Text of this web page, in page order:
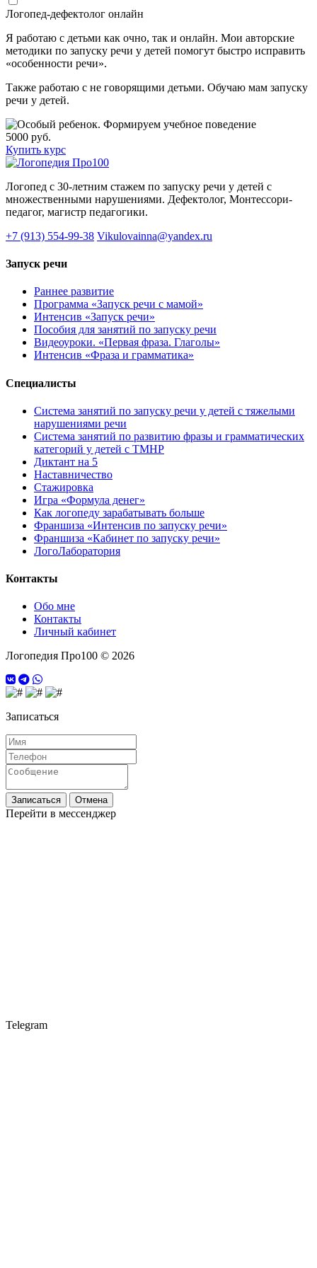
Логопед-дефектолог онлайн
Я работаю с детьми как очно, так и онлайн. Мои авторские
методики по запуску речи у детей помогут быстро исправить
«особенности речи».
Также работаю с не говорящими детьми. Обучаю мам запуску
речи у детей.
5000 руб.
Купить курс
Логопед с 30-летним стажем по запуску речи у детей с
множественными нарушениями. Дефектолог, Монтессори-
педагог, магистр педагогики.
+7 (913) 554-99-38 Vikulovainna@yandex.ru
Запуск речи
Раннее развитие
Программа «Запуск речи с мамой»
Интенсив «Запуск речи»
Пособия для занятий по запуску речи
Видеоуроки. «Первая фраза. Глаголы»
Интенсив «Фраза и грамматика»
Специалисты
Система занятий по запуску речи у детей с тяжелыми
нарушениями речи
Система занятий по развитию фразы и грамматических
категорий у детей с ТМНР
Диктант на 5
Наставничество
Стажировка
Игра «Формула денег»
Как логопеду зарабатывать больше
Франшиза «Интенсив по запуску речи»
Франшиза «Кабинет по запуску речи»
ЛогоЛаборатория
Контакты
Обо мне
Контакты
Личный кабинет
Логопедия Про100 © 2026
Записаться
Записаться Отмена
Перейти в мессенджер
Telegram